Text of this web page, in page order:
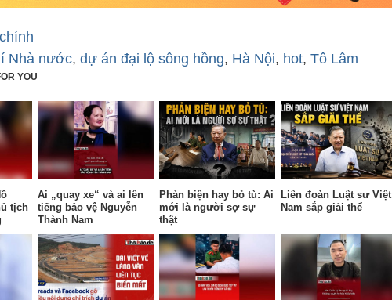
Nhà nước, dự án đại lộ sông hồng, Hà Nội, hot, Tô Lâm
YOU
tịch
Ai „quay xe“ và ai lên
tiếng bảo vệ Nguyễn
Thành Nam
Phản biện hay bỏ tù: Ai
mới là người sợ sự
thật
Liên đoàn Luật sư Việt
Nam sắp giải thể